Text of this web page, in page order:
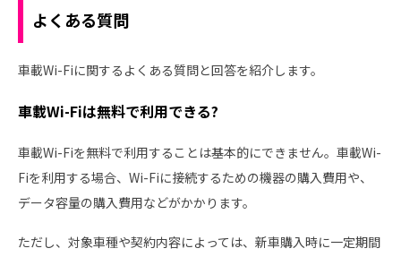
よくある質問
車載Wi-Fiに関するよくある質問と回答を紹介します。
車載Wi-Fiは無料で利用できる?
車載Wi-Fiを無料で利用することは基本的にできません。車載Wi-
Fiを利用する場合、Wi-Fiに接続するための機器の購入費用や、
データ容量の購入費用などがかかります。
ただし、対象車種や契約内容によっては、新車購入時に一定期間